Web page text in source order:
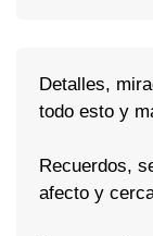
Detalles,
todo esto y
Recuerdos,
afecto y